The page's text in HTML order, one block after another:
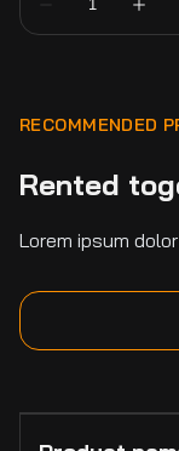
RECOMMENDED
Rented
Lorem ipsum